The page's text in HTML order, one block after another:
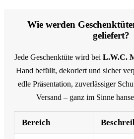
Wie werden
geliefert?
Jede Geschenktüte wird bei L.W.C.
Hand befüllt, dekoriert und sicher
edle Präsentation, zuverlässiger
Versand – ganz im Sinne
Bereich